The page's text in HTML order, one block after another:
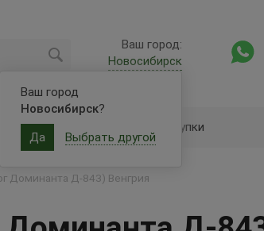
Ваш город:
Новосибирск
Ваш город
Новосибирск?
Да
Выбрать другой
Оптовые закупки
Доминанта Д-843) Венгрия